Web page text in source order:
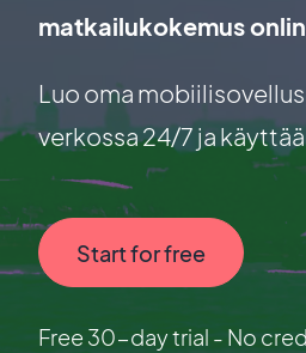
matkailukokemus
Luo oma
verkossa 24/7 ja
Start for free
Free 30-day trial - No